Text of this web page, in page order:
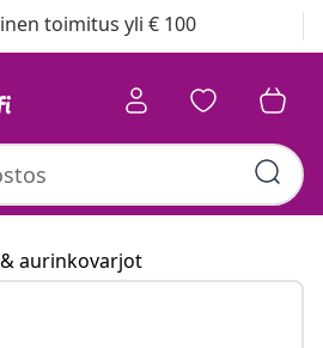
toimitus yli € 100
& aurinkovarjot